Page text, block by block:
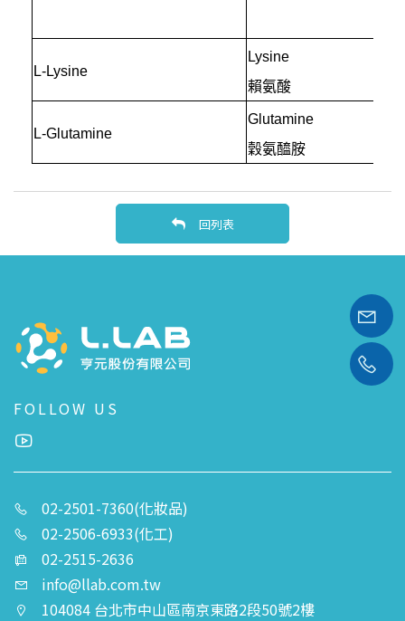
L-Lysine
Lysine
賴氨酸
L-Glutamine
Glutamine
穀氨醯胺
回列表
FOLLOW US
02-2501-7360(化妝品)
02-2506-6933(化工)
02-2515-2636
info@llab.com.tw
104084 台北市中山區南京東路2段50號2樓